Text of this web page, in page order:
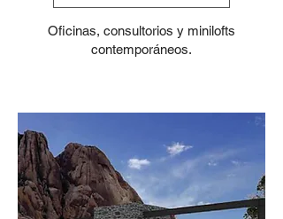
Oficinas, consultorios y minilofts
contemporáneos.